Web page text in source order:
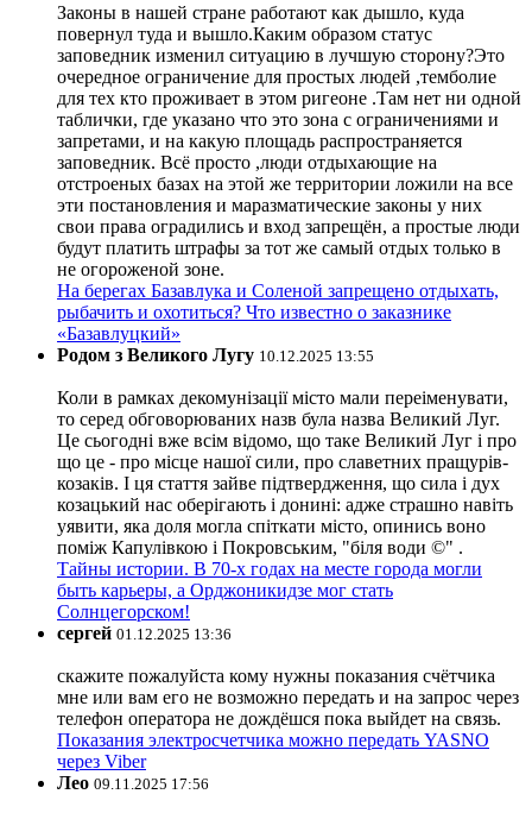
Законы в нашей стране работают как дышло, куда
повернул туда и вышло.Каким образом статус
заповедник изменил ситуацию в лучшую сторону?Это
очередное ограничение для простых людей ,темболие
для тех кто проживает в этом ригеоне .Там нет ни одной
таблички, где указано что это зона с ограничениями и
запретами, и на какую площадь распространяется
заповедник. Всё просто ,люди отдыхающие на
отстроеных базах на этой же территории ложили на все
эти постановления и маразматические законы у них
свои права оградились и вход запрещён, а простые люди
будут платить штрафы за тот же самый отдых только в
не огороженой зоне.
На берегах Базавлука и Соленой запрещено отдыхать,
рыбачить и охотиться? Что известно о заказнике
«Базавлуцкий»
Родом з Великого Лугу 10.12.2025 13:55
Коли в рамках декомунізації місто мали переіменувати,
то серед обговорюваних назв була назва Великий Луг.
Це сьогодні вже всім відомо, що таке Великий Луг і про
що це - про місце нашої сили, про славетних пращурів-
козаків. І ця стаття зайве підтвердження, що сила і дух
козацький нас оберігають і донині: адже страшно навіть
уявити, яка доля могла спіткати місто, опинись воно
поміж Капулівкою і Покровським, "біля води ©" .
Тайны истории. В 70-х годах на месте города могли
быть карьеры, а Орджоникидзе мог стать
Солнцегорском!
сергей 01.12.2025 13:36
скажите пожалуйста кому нужны показания счётчика
мне или вам его не возможно передать и на запрос через
телефон оператора не дождёшся пока выйдет на связь.
Показания электросчетчика можно передать YASNO
через Viber
Лео 09.11.2025 17:56